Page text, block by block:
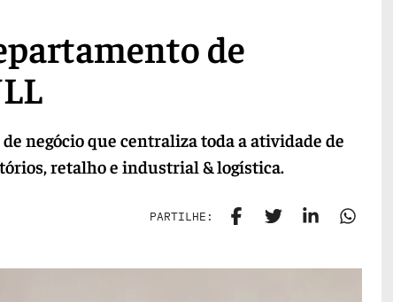
de
negócio que centraliza toda a atividade de
retalho e industrial & logística.
PARTILHE: